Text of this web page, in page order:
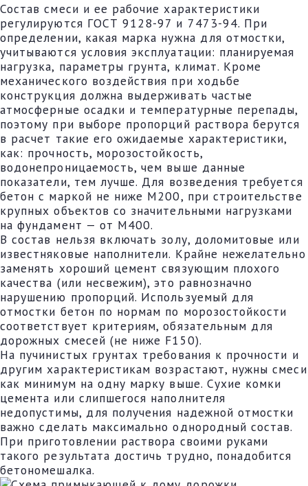
Состав смеси и ее рабочие характеристики
регулируются ГОСТ 9128-97 и 7473-94. При
определении, какая марка нужна для отмостки,
учитываются условия эксплуатации: планируемая
нагрузка, параметры грунта, климат. Кроме
механического воздействия при ходьбе
конструкция должна выдерживать частые
атмосферные осадки и температурные перепады,
поэтому при выборе пропорций раствора берутся
в расчет такие его ожидаемые характеристики,
как: прочность, морозостойкость,
водонепроницаемость, чем выше данные
показатели, тем лучше. Для возведения требуется
бетон с маркой не ниже М200, при строительстве
крупных объектов со значительными нагрузками
на фундамент — от М400.
В состав нельзя включать золу, доломитовые или
известняковые наполнители. Крайне нежелательно
заменять хороший цемент связующим плохого
качества (или несвежим), это равнозначно
нарушению пропорций. Используемый для
отмостки бетон по нормам по морозостойкости
соответствует критериям, обязательным для
дорожных смесей (не ниже F150).
На пучинистых грунтах требования к прочности и
другим характеристикам возрастают, нужны смеси
как минимум на одну марку выше. Сухие комки
цемента или слипшегося наполнителя
недопустимы, для получения надежной отмостки
важно сделать максимально однородный состав.
При приготовлении раствора своими руками
такого результата достичь трудно, понадобится
бетономешалка.